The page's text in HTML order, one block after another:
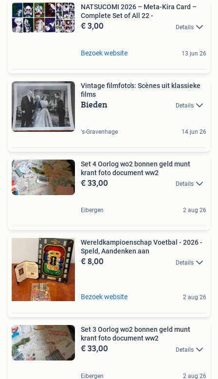
NATSUCOMI 2026 – Meta-Kira Card –
Complete Set of All 22 -
€ 3,00 Details
Bezoek website 13 jun 26
Vintage filmfoto's: Scènes uit klassieke
films
Bieden Details
's-Gravenhage 14 jun 26
Set 4 Oorlog wo2 bonnen geld munt
krant foto document ww2
€ 33,00 Details
Eibergen 2 aug 26
Wereldkampioenschap Voetbal - 2026 -
Speld, Aandenken aan
€ 8,00 Details
Bezoek website 2 aug 26
Set 3 Oorlog wo2 bonnen geld munt
krant foto document ww2
€ 33,00 Details
Eibergen 2 aug 26